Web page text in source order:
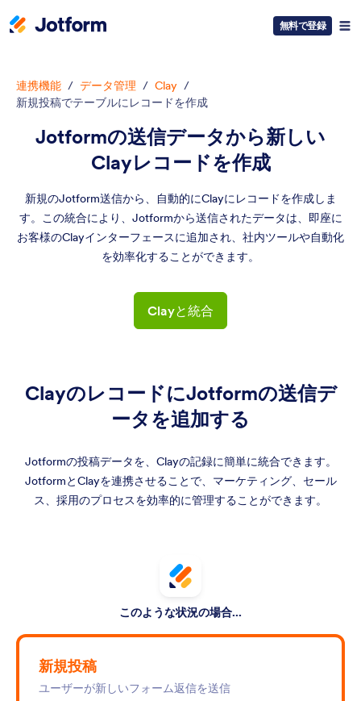
無料で登録
連携機能 / データ管理 / Clay /
新規投稿でテーブルにレコードを作成
Jotformの送信データから新しい
Clayレコードを作成
新規のJotform送信から、自動的にClayにレコードを作成しま
す。この統合により、Jotformから送信されたデータは、即座に
お客様のClayインターフェースに追加され、社内ツールや自動化
を効率化することができます。
Clayと統合
ClayのレコードにJotformの送信デ
ータを追加する
Jotformの投稿データを、Clayの記録に簡単に統合できます。
JotformとClayを連携させることで、マーケティング、セール
ス、採用のプロセスを効率的に管理することができます。
このような状況の場合...
新規投稿
ユーザーが新しいフォーム返信を送信